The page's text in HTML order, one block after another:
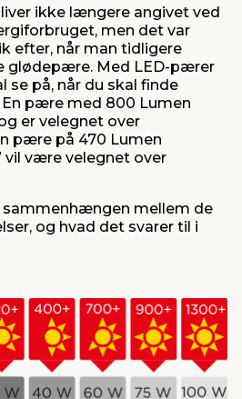
ikke længere angivet ved
men det var
efter, når man tidligere
glødepære. Med LED-pærer
se på, når du skal finde
pære med 800 Lumen
er velegnet over
pære på 470 Lumen
vil være velegnet over
sammenhængen mellem de
og hvad det svarer til i